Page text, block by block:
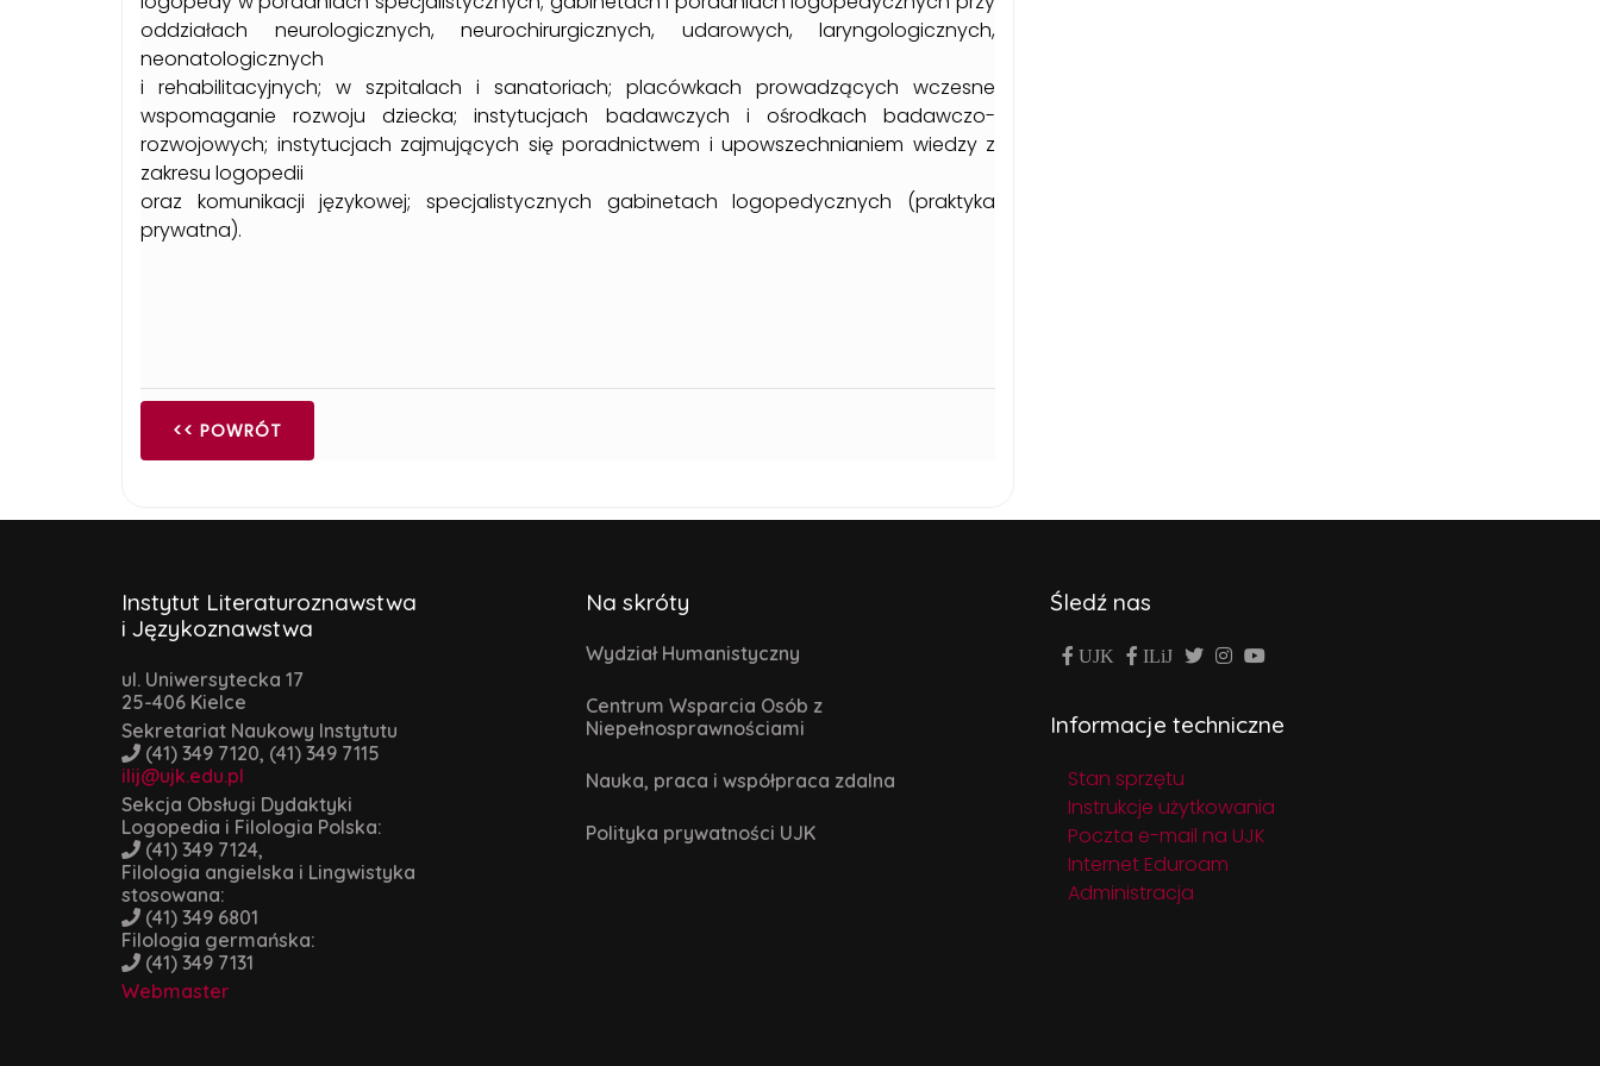
oddziałach neurologicznych, neurochirurgicznych, udarowych, laryngologicznych,
neonatologicznych
i rehabilitacyjnych; w szpitalach i sanatoriach; placówkach prowadzących wczesne
wspomaganie rozwoju dziecka; instytucjach badawczych i ośrodkach badawczo-
rozwojowych; instytucjach zajmujących się poradnictwem i upowszechnianiem wiedzy z
zakresu logopedii
oraz komunikacji językowej; specjalistycznych gabinetach logopedycznych (praktyka
prywatna).
<< POWRÓT
Instytut Literaturoznawstwa
i Językoznawstwa
ul. Uniwersytecka 17
25-406 Kielce
Sekretariat Naukowy Instytutu
(41) 349 7120, (41) 349 7115
ilij@ujk.edu.pl
Sekcja Obsługi Dydaktyki
Logopedia i Filologia Polska:
(41) 349 7124,
Filologia angielska i Lingwistyka
stosowana:
(41) 349 6801
Filologia germańska:
(41) 349 7131
Webmaster
Na skróty
Wydział Humanistyczny
Centrum Wsparcia Osób z
Niepełnosprawnościami
Nauka, praca i współpraca zdalna
Polityka prywatności UJK
Śledź nas
UJK ILiJ
Informacje techniczne
Stan sprzętu
Instrukcje użytkowania
Poczta e-mail na UJK
Internet Eduroam
Administracja